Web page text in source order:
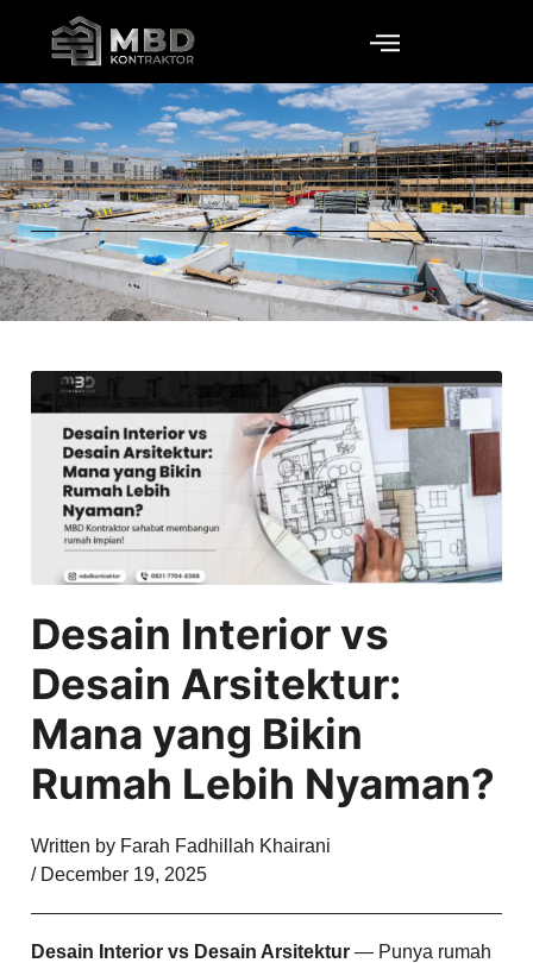
Desain Interior vs
Desain Arsitektur:
Mana yang Bikin
Rumah Lebih Nyaman?
Written by Farah Fadhillah Khairani
/ December 19, 2025
Desain Interior vs Desain Arsitektur — Punya rumah